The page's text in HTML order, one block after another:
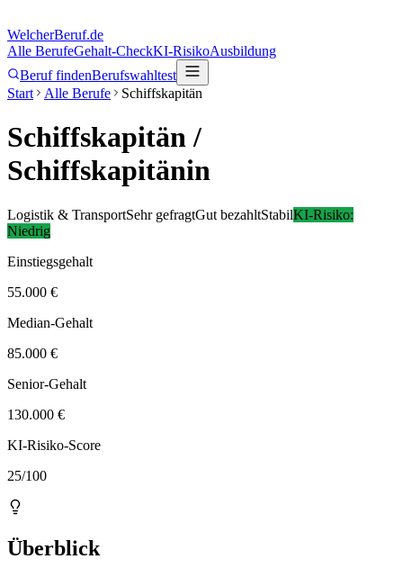
WelcherBeruf.de
Alle BerufeGehalt-CheckKI-RisikoAusbildung
Beruf findenBerufswahltest
Start
Alle Berufe Schiffskapitän
Schiffskapitän/
Schiffskapitänin
Logistik & TransportSehr gefragtGut bezahltStabilKI-Risiko:
Niedrig
Einstiegsgehalt
55.000 €
Median-Gehalt
85.000 €
Senior-Gehalt
130.000 €
KI-Risiko-Score
25/100
Überblick